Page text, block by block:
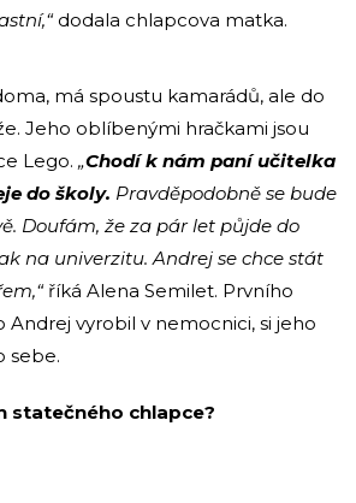
dodala chlapcova matka.
má spoustu kamarádů, ale do
Jeho oblíbenými hračkami jsou
Lego. „Chodí k nám paní učitelka
do školy. Pravděpodobně se bude
Doufám, že za pár let půjde do
na univerzitu. Andrej se chce stát
říká Alena Semilet. Prvního
Andrej vyrobil v nemocnici, si jeho
sebe.
statečného chlapce?